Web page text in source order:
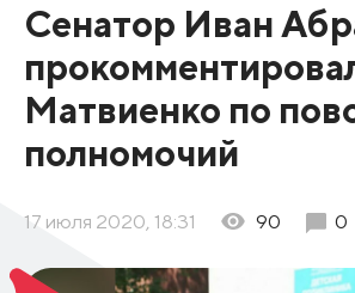
Сенатор Иван
Матвиенко по
полномочий
17 июля 2020, 18:31 90 0